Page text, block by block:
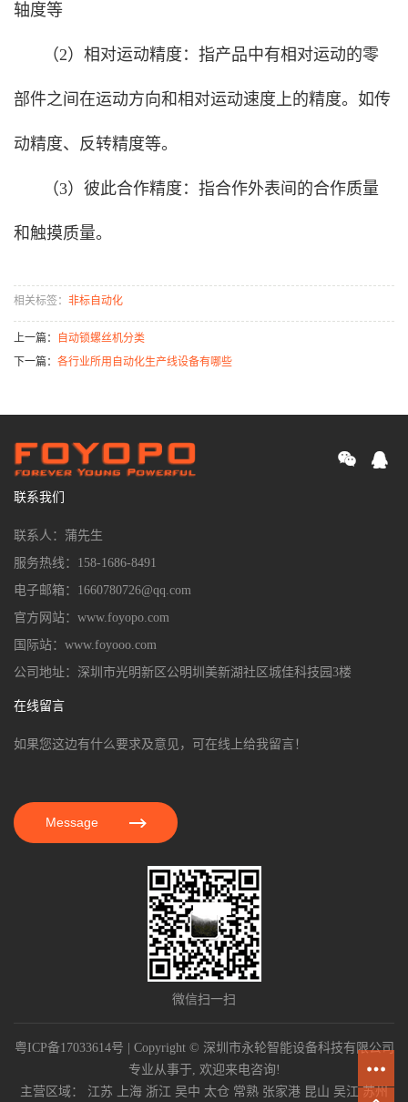
轴度等
（2）相对运动精度：指产品中有相对运动的零
部件之间在运动方向和相对运动速度上的精度。如传
动精度、反转精度等。
（3）彼此合作精度：指合作外表间的合作质量
和触摸质量。
相关标签： 非标自动化
上一篇：
自动锁螺丝机分类
下一篇： 各行业所用自动化生产线设备有哪些
联系我们
联系人：蒲先生
服务热线：158-1686-8491
电子邮箱：1660780726@qq.com
官方网站：www.foyopo.com
国际站：www.foyooo.com
公司地址：深圳市光明新区公明圳美新湖社区城佳科技园3楼
在线留言
如果您这边有什么要求及意见，可在线上给我留言！
Message
微信扫一扫
粤ICP备17033614号 | Copyright © 深圳市永轮智能设备科技有限公司
专业从事于, 欢迎来电咨询!
主营区域： 江苏 上海 浙江 吴中 太仓 常熟 张家港 昆山 吴江 苏州